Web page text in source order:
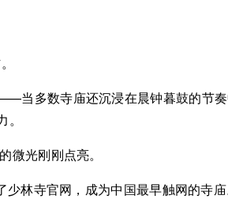
当多数寺庙还沉浸在晨钟暮鼓的节
光刚刚点亮。
林寺官网，成为中国最早触网的寺庙